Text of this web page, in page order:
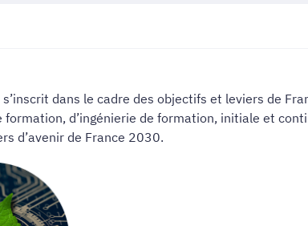
dans le cadre des objectifs et leviers de
d’ingénierie de formation, initiale et
d’avenir de France 2030.